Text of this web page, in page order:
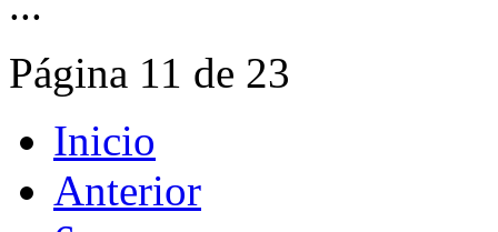
Página 11 de 23
Inicio
Anterior